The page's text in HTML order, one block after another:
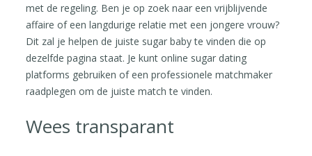
met de regeling. Ben je op zoek naar een vrijblijvende
affaire of een langdurige relatie met een jongere vrouw?
Dit zal je helpen de juiste sugar baby te vinden die op
dezelfde pagina staat. Je kunt online sugar dating
platforms gebruiken of een professionele matchmaker
raadplegen om de juiste match te vinden.
Wees transparant